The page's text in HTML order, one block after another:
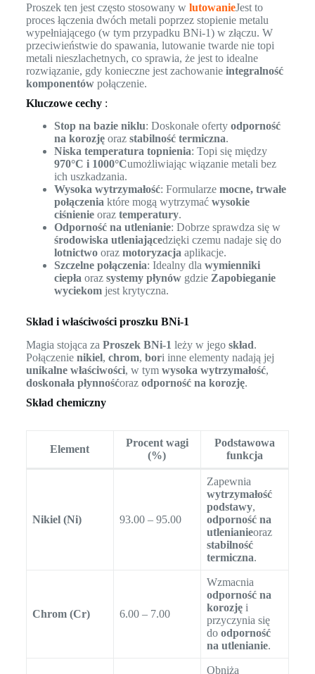
Proszek ten jest często stosowany w lutowanieJest to
proces łączenia dwóch metali poprzez stopienie metalu
wypełniającego (w tym przypadku BNi-1) w złączu. W
przeciwieństwie do spawania, lutowanie twarde nie topi
metali nieszlachetnych, co sprawia, że jest to idealne
rozwiązanie, gdy konieczne jest zachowanie integralność
komponentówpołączenie.
Kluczowe cechy :
Stop na bazie niklu: Doskonałe oferty odporność
na korozjęoraz stabilność termiczna.
Niska temperatura topnienia: Topi się między
970°C i 1000°Cumożliwiając wiązanie metali bez
ich uszkadzania.
Wysoka wytrzymałość: Formularze mocne, trwałe
połączeniaktóre mogą wytrzymać wysokie
ciśnienieoraz temperatury.
Odporność na utlenianie: Dobrze sprawdza się w
środowiska utleniającedzięki czemu nadaje się do
lotnictwooraz motoryzacjaaplikacje.
Szczelne połączenia: Idealny dla wymienniki
ciepłaoraz systemy płynówgdzie Zapobieganie
wyciekomjest krytyczna.
Skład i właściwości proszku BNi-1
Magia stojąca za Proszek BNi-1 leży w jego skład.
Połączenie nikiel, chrom, bori inne elementy nadają jej
unikalne właściwości, w tym wysoka wytrzymałość,
doskonała płynnośćoraz odporność na korozję.
Skład chemiczny
Element
Procent wagi
(%)
Podstawowa
funkcja
Nikiel (Ni) 93.00 – 95.00
Zapewnia
wytrzymałość
podstawy,
odporność na
utlenianieoraz
stabilność
termiczna.
Chrom (Cr) 6.00 – 7.00
Wzmacnia
odporność na
korozjęi
przyczynia się
do odporność
na utlenianie.
Obniża